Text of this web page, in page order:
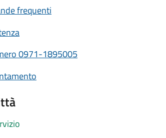
frequenti
0971-1895005